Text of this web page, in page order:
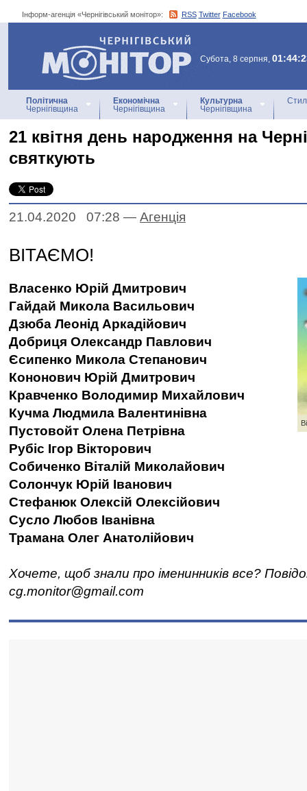
Інформ-агенція «Чернігівський монітор»: RSS Twitter Facebook
Інформ-агенція
«Чернігівський монітор»
Субота, 8 серпня,
Політична
Чернігівщина
Економічна
Чернігівщина
Культурна
Чернігівщина
21 квітня день народження на
святкують
21.04.2020 07:28 — Агенцiя
ВІТАЄМО!
Власенко Юрій Дмитрович
Гайдай Микола Васильович
Дзюба Леонід Аркадійович
Добриця Олександр Павлович
Єсипенко Микола Степанович
Кононович Юрій Дмитрович
Кравченко Володимир Михайлович
Кучма Людмила Валентинівна
Пустовойт Олена Петрівна
Рубіс Ігор Вікторович
Собиченко Віталій Миколайович
Солончук Юрій Іванович
Стефанюк Олексій Олексійович
Сусло Любов Іванівна
Трамана Олег Анатолійович
Хочете, щоб знали про іменинників все?
cg.monitor@gmail.com